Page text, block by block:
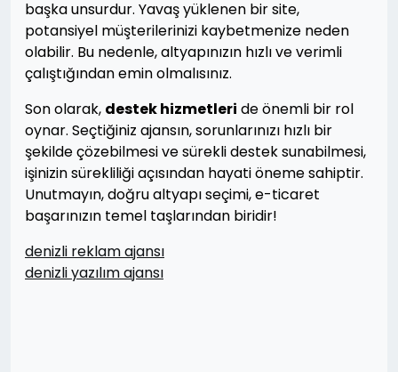
başka unsurdur. Yavaş yüklenen bir site,
potansiyel müşterilerinizi kaybetmenize neden
olabilir. Bu nedenle, altyapınızın hızlı ve verimli
çalıştığından emin olmalısınız.
Son olarak, destek hizmetleri de önemli bir rol
oynar. Seçtiğiniz ajansın, sorunlarınızı hızlı bir
şekilde çözebilmesi ve sürekli destek sunabilmesi,
işinizin sürekliliği açısından hayati öneme sahiptir.
Unutmayın, doğru altyapı seçimi, e-ticaret
başarınızın temel taşlarından biridir!
denizli reklam ajansı
denizli yazılım ajansı